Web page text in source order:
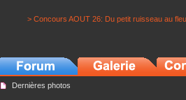
> Concours AOUT 26: Du petit ruisseau au
Dernières photos